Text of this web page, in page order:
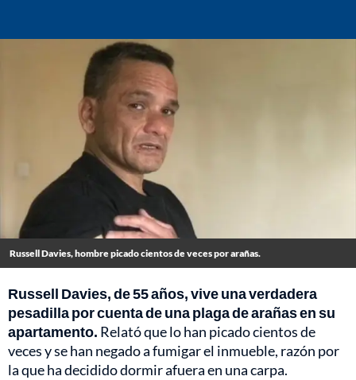
Russell Davies, hombre picado cientos de veces por arañas.
Russell Davies, de 55 años, vive una verdadera
pesadilla por cuenta de una plaga de arañas en su
apartamento. Relató que lo han picado cientos de
veces y se han negado a fumigar el inmueble, razón por
la que ha decidido dormir afuera en una carpa.